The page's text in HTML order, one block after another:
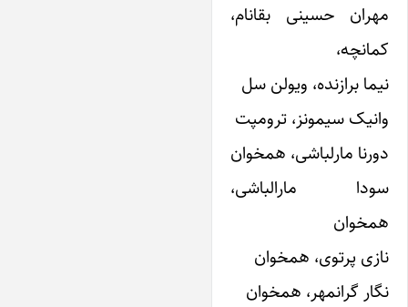
حسینی بقانام،
برازنده، ویولن سل
سیمونز، ترومپت
مارلباشی، همخوان
مارالباشی،
پرتوی، همخوان
گرانمهر، همخوان